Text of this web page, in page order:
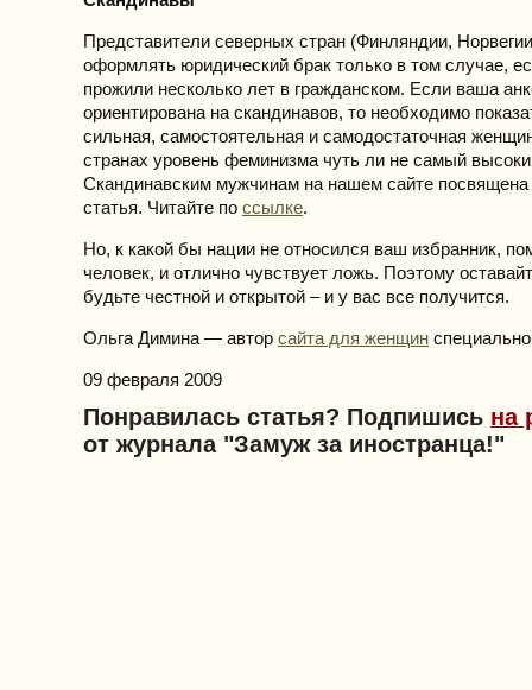
Представители северных стран (Финляндии,
оформлять юридический брак только в том случае,
прожили несколько лет в гражданском. Если ваша
ориентирована на скандинавов, то необходимо
сильная, самостоятельная и самодостаточная
странах уровень феминизма чуть ли не самый
Скандинавским мужчинам на нашем сайте посвящена
статья. Читайте по ссылке.
Но, к какой бы нации не относился ваш избранник,
человек, и отлично чувствует ложь. Поэтому
будьте честной и открытой – и у вас все получится.
Ольга Димина — автор сайта для женщин
09 февраля 2009
Понравилась статья? Подпишись на
от журнала "Замуж за иностранца!"